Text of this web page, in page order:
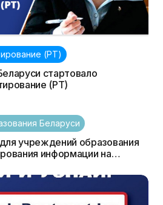
(РТ)
стартовало
(РТ)
Беларуси
учреждений образования
информации на